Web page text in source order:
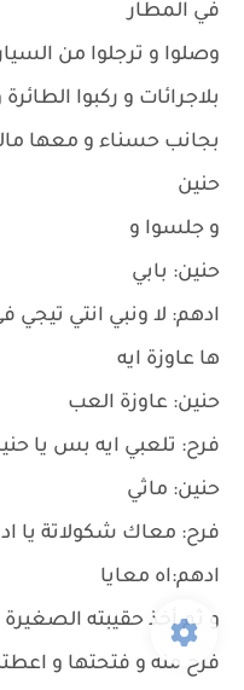
في المطار
وصلوا و ترجلوا من
بلاجرائات و ركبوا
بجانب حسناء و معها
حنين
و جلسوا و
حنين: بابي
ادهم: لا ونبي انتي
ها عاوزة ايه
حنين: عاوزة العب
فرح: تلعبي ايه بس يا
حنين: ماثي
فرح: معاك شكولاتة يا
ادهم:اه معايا
و ثم أخذ حقيبته
فرح منه و فتحتها و